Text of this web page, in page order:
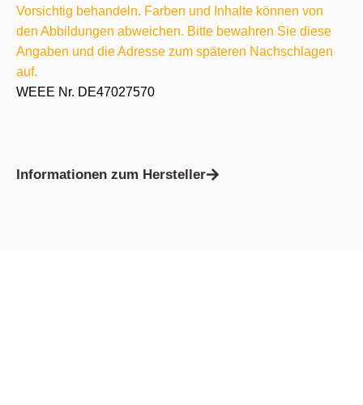
Vorsichtig behandeln. Farben und Inhalte können von
den Abbildungen abweichen. Bitte bewahren Sie diese
Angaben und die Adresse zum späteren Nachschlagen
auf.
WEEE Nr. DE47027570
Informationen zum Hersteller